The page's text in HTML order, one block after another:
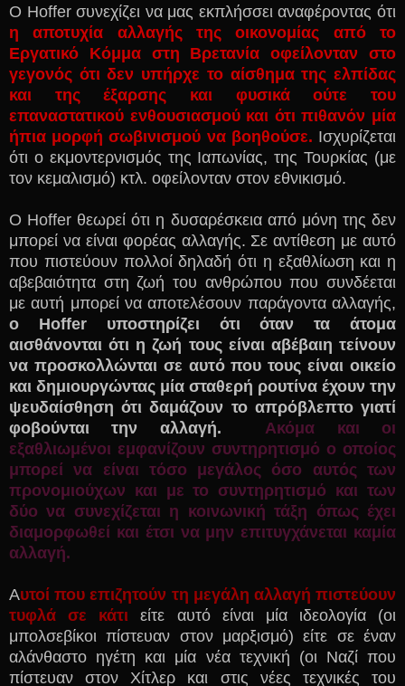
Ο Hoffer συνεχίζει να μας εκπλήσσει αναφέροντας ότι
η αποτυχία αλλαγής της οικονομίας από το
Εργατικό Κόμμα στη Βρετανία οφείλονταν στο
γεγονός ότι δεν υπήρχε το αίσθημα της ελπίδας
και της έξαρσης και φυσικά ούτε του
επαναστατικού ενθουσιασμού και ότι πιθανόν μία
ήπια μορφή σωβινισμού να βοηθούσε. Ισχυρίζεται
ότι ο εκμοντερνισμός της Ιαπωνίας, της Τουρκίας (με
τον κεμαλισμό) κτλ. οφείλονταν στον εθνικισμό.
Ο Hoffer θεωρεί ότι η δυσαρέσκεια από μόνη της δεν
μπορεί να είναι φορέας αλλαγής. Σε αντίθεση με αυτό
που πιστεύουν πολλοί δηλαδή ότι η εξαθλίωση και η
αβεβαιότητα στη ζωή του ανθρώπου που συνδέεται
με αυτή μπορεί να αποτελέσουν παράγοντα αλλαγής,
ο Hoffer
υποστηρίζει ότι όταν τα άτομα
αισθάνονται ότι η ζωή τους είναι αβέβαιη τείνουν
να προσκολλώνται σε αυτό που τους είναι οικείο
και δημιουργώντας μία σταθερή ρουτίνα έχουν την
ψευδαίσθηση ότι δαμάζουν το απρόβλεπτο γιατί
φοβούνται την αλλαγή.
Ακόμα και οι
εξαθλιωμένοι εμφανίζουν συντηρητισμό ο οποίος
μπορεί να είναι τόσο μεγάλος όσο αυτός των
προνομιούχων και με το συντηρητισμό και των
δύο να συνεχίζεται η κοινωνική τάξη όπως έχει
διαμορφωθεί και έτσι να μην επιτυγχάνεται καμία
αλλαγή.
Αυτοί που επιζητούν τη μεγάλη αλλαγή πιστεύουν
τυφλά σε κάτι είτε αυτό είναι μία ιδεολογία (οι
μπολσεβίκοι πίστευαν στον μαρξισμό) είτε σε έναν
αλάνθαστο ηγέτη και μία νέα τεχνική (οι Ναζί που
πίστευαν στον Χίτλερ και στις νέες τεχνικές του